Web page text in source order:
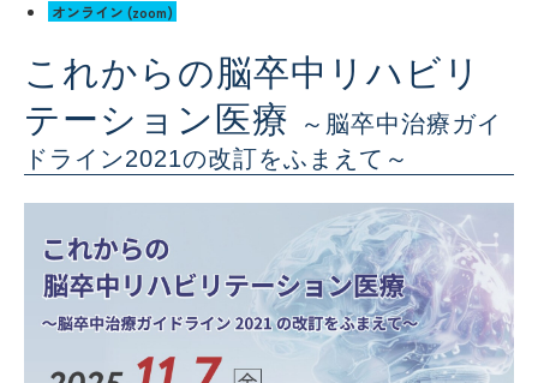
導入事例
YouTube
オンライン (zoom)
これからの脳卒中リハビリ
テーション医療
～脳卒中治療ガイ
ドライン2021の改訂をふまえて～